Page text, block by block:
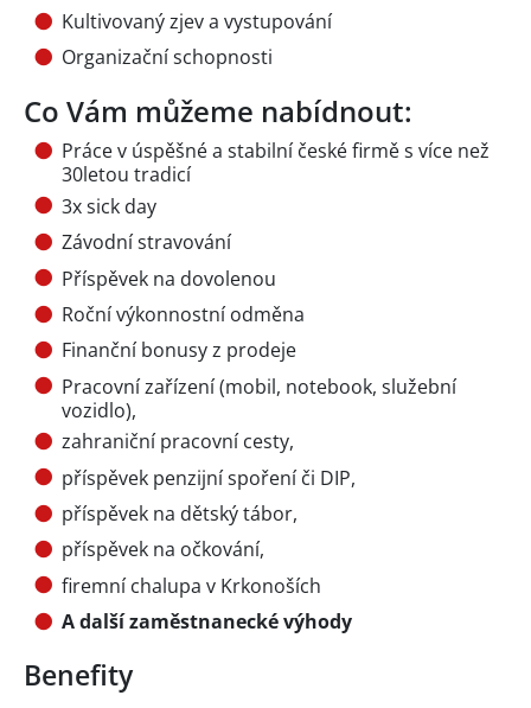
Kultivovaný zjev a vystupování
Organizační schopnosti
Co Vám můžeme nabídnout:
Práce v úspěšné a stabilní české firmě s více než
30letou tradicí
3x sick day
Závodní stravování
Příspěvek na dovolenou
Roční výkonnostní odměna
Finanční bonusy z prodeje
Pracovní zařízení (mobil, notebook, služební
vozidlo),
zahraniční pracovní cesty,
příspěvek penzijní spoření či DIP,
příspěvek na dětský tábor,
příspěvek na očkování,
firemní chalupa v Krkonoších
A další zaměstnanecké výhody
Benefity